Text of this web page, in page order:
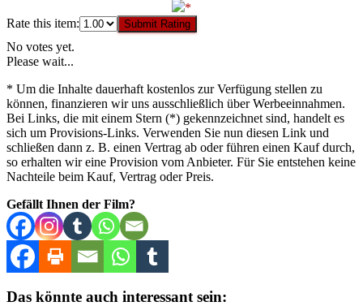
Rate this item: Submit Rating
No votes yet.
Please wait...
* Um die Inhalte dauerhaft kostenlos zur Verfügung stellen zu
können, finanzieren wir uns ausschließlich über Werbeeinnahmen.
Bei Links, die mit einem Stern (*) gekennzeichnet sind, handelt es
sich um Provisions-Links. Verwenden Sie nun diesen Link und
schließen dann z. B. einen Vertrag ab oder führen einen Kauf durch,
so erhalten wir eine Provision vom Anbieter. Für Sie entstehen keine
Nachteile beim Kauf, Vertrag oder Preis.
Gefällt Ihnen der Film?
Das könnte auch interessant sein: